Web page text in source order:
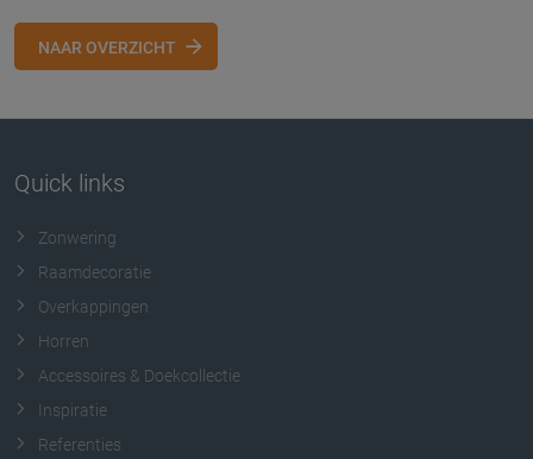
NAAR OVERZICHT
Quick links
Zonwering
Raamdecoratie
Overkappingen
Horren
Accessoires & Doekcollectie
Inspiratie
Referenties